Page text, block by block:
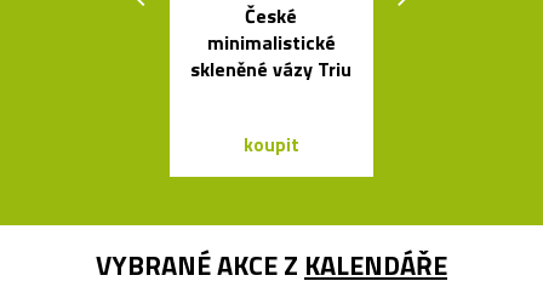
České
minimalistické
skleněné vázy Triu
koupit
VYBRANÉ AKCE Z KALENDÁŘE